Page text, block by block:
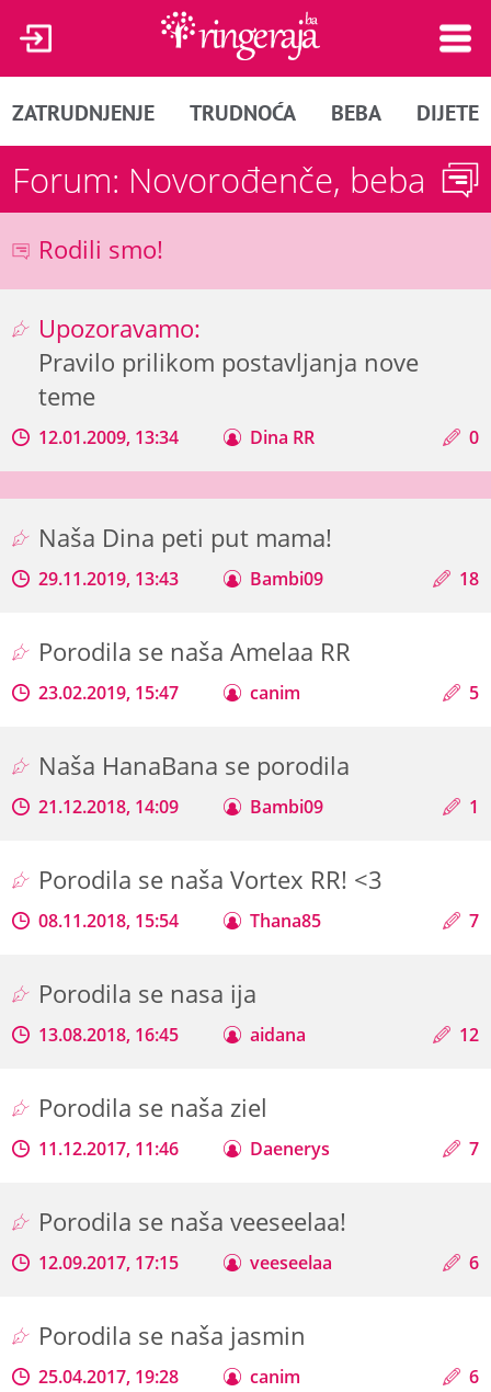
ZATRUDNJENJE TRUDNOĆA BEBA DIJETE
Forum: Novorođenče, beba
Rodili smo!
Upozoravamo:
Pravilo prilikom postavljanja nove
teme
12.01.2009, 13:34 Dina RR 0
Naša Dina peti put mama!
29.11.2019, 13:43 Bambi09 18
Porodila se naša Amelaa RR
23.02.2019, 15:47 canim 5
Naša HanaBana se porodila
21.12.2018, 14:09 Bambi09 1
Porodila se naša Vortex RR! <3
08.11.2018, 15:54 Thana85 7
Porodila se nasa ija
13.08.2018, 16:45 aidana 12
Porodila se naša ziel
11.12.2017, 11:46 Daenerys 7
Porodila se naša veeseelaa!
12.09.2017, 17:15 veeseelaa 6
Porodila se naša jasmin
25.04.2017, 19:28 canim 6